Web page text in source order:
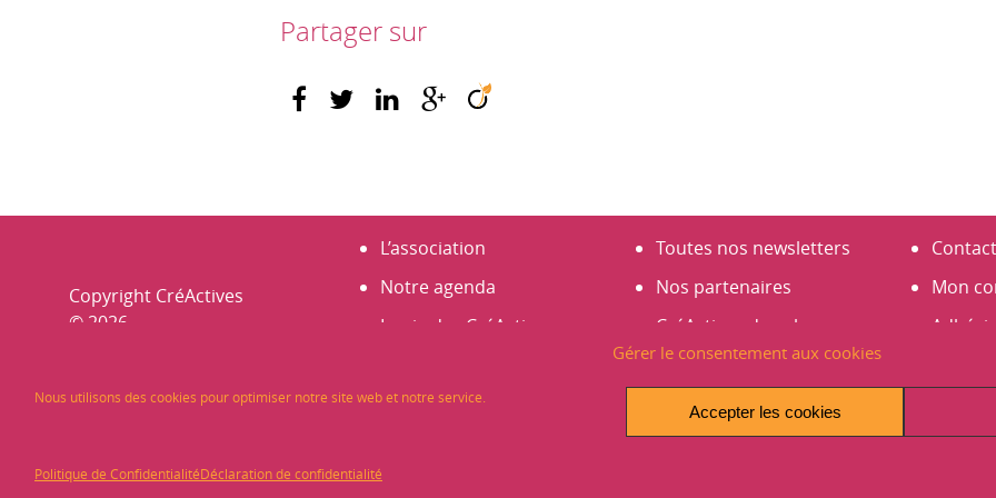
Gérer le consentement aux cookies
Nous utilisons des cookies pour optimiser notre site web et notre service.
Accepter les cookies
Politique de ConfidentialitéDéclaration de confidentialité
Partager sur
Copyright CréActives
© 2026
L’association
Notre agenda
La vie des CréActives
Nos membres
Les Rencontres 2023
Toutes nos newsletters
Nos partenaires
CréActives dans les
médias
Espace presse
Infos et actus
Contact
Mon
Créer